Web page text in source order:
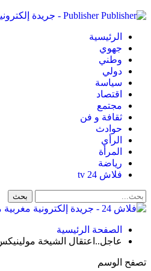
Publisher - جريدة إلكترونية مغربية مستقلة
الرئيسية
جهوي
وطني
دولي
سياسة
اقتصاد
مجتمع
ثقافة و فن
حوادث
الرأي
المرأة
رياضة
فلاش 24 tv
الصفحة الرئيسية
عاجل..اعتقال الشيخة
تصفح الوسم